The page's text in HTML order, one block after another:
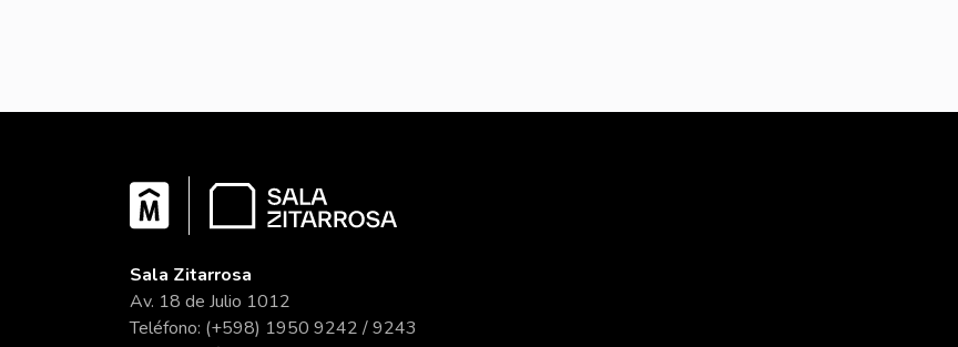
Sala Zitarrosa
Av. 18 de Julio 1012
Teléfono: (+598) 1950 9242 / 9243